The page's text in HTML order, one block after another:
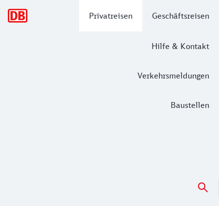
Privatreisen Geschäftsreisen
Hilfe & Kontakt
Verkehrsmeldungen
Baustellen